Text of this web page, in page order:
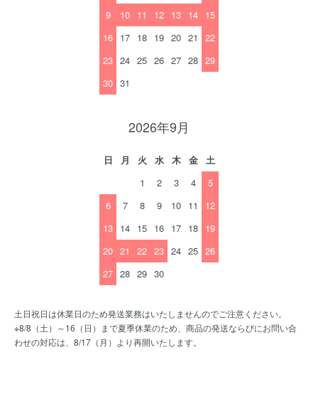
9
10 11 12 13 14 15
16 17 18 19 20 21
22
23 24 25 26 27 28 29
30 31
2026年9月
日 月 火 水 木 金
土
1
2 3 4
5
6
7 8 9 10 11
12
13 14 15 16 17 18 19
20 21 22 23 24 25 26
27 28 29 30
土日祝日は休業日のため発送業務はいたしませんのでご注意ください。
※8/8（土）～16（日）まで夏季休業のため、商品の発送ならびにお問い合
わせの対応は、8/17（月）より再開いたします。